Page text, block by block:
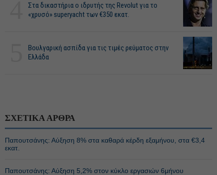
Στα δικαστήρια ο ιδρυτής της Revolut για το
«χρυσό» superyacht των €350 εκατ.
Βουλγαρική ασπίδα για τις τιμές ρεύματος στην
Ελλάδα
ΣΧΕΤΙΚΑ ΑΡΘΡΑ
Παπουτσάνης: Αύξηση 8% στα καθαρά κέρδη εξαμήνου, στα €3,4
εκατ.
Παπουτσάνης: Αύξηση 5,2% στον κύκλο εργασιών 6μήνου